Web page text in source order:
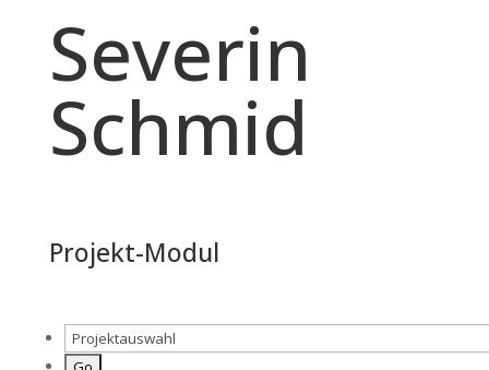
Severin
Schmid
Projekt-Modul